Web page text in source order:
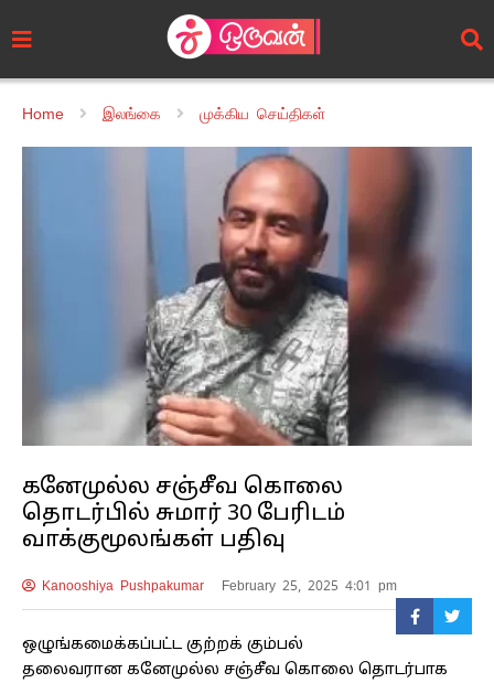
Home இலங்கை முக்கிய செய்திகள்
கனேமுல்ல சஞ்சீவ கொலை
தொடர்பில் சுமார் 30 பேரிடம்
வாக்குமூலங்கள் பதிவு
Kanooshiya Pushpakumar February 25, 2025 4:01 pm
ஒழுங்கமைக்கப்பட்ட குற்றக் கும்பல்
தலைவரான கனேமுல்ல சஞ்சீவ கொலை தொடர்பாக